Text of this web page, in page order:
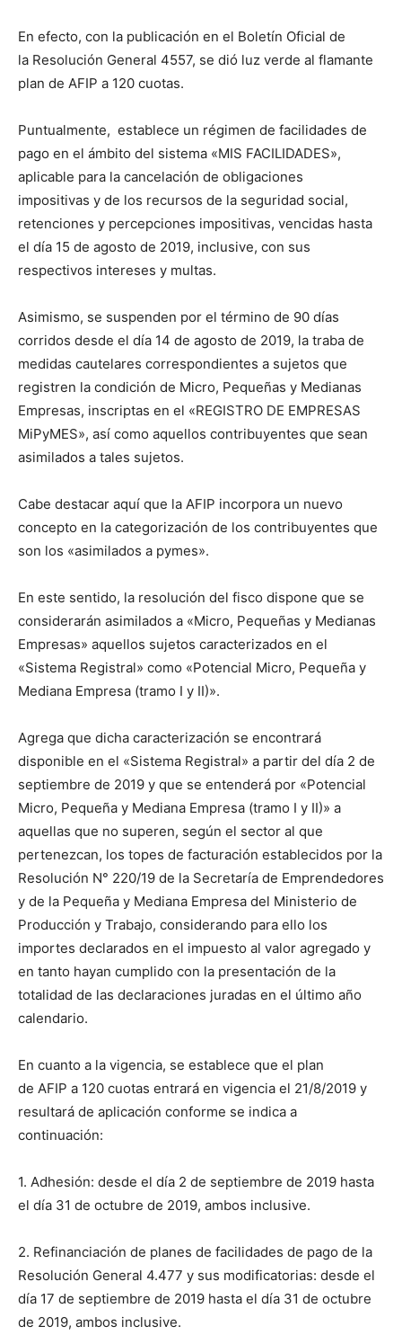
En efecto, con la publicación en el Boletín Oficial de
la Resolución General 4557, se dió luz verde al flamante
plan de AFIP a 120 cuotas.
Puntualmente, establece un régimen de facilidades de
pago en el ámbito del sistema «MIS FACILIDADES»,
aplicable para la cancelación de obligaciones
impositivas y de los recursos de la seguridad social,
retenciones y percepciones impositivas, vencidas hasta
el día 15 de agosto de 2019, inclusive, con sus
respectivos intereses y multas.
Asimismo, se suspenden por el término de 90 días
corridos desde el día 14 de agosto de 2019, la traba de
medidas cautelares correspondientes a sujetos que
registren la condición de Micro, Pequeñas y Medianas
Empresas, inscriptas en el «REGISTRO DE EMPRESAS
MiPyMES», así como aquellos contribuyentes que sean
asimilados a tales sujetos.
Cabe destacar aquí que la AFIP incorpora un nuevo
concepto en la categorización de los contribuyentes que
son los «asimilados a pymes».
En este sentido, la resolución del fisco dispone que se
considerarán asimilados a «Micro, Pequeñas y Medianas
Empresas» aquellos sujetos caracterizados en el
«Sistema Registral» como «Potencial Micro, Pequeña y
Mediana Empresa (tramo I y II)».
Agrega que dicha caracterización se encontrará
disponible en el «Sistema Registral» a partir del día 2 de
septiembre de 2019 y que se entenderá por «Potencial
Micro, Pequeña y Mediana Empresa (tramo I y II)» a
aquellas que no superen, según el sector al que
pertenezcan, los topes de facturación establecidos por la
Resolución N° 220/19 de la Secretaría de Emprendedores
y de la Pequeña y Mediana Empresa del Ministerio de
Producción y Trabajo, considerando para ello los
importes declarados en el impuesto al valor agregado y
en tanto hayan cumplido con la presentación de la
totalidad de las declaraciones juradas en el último año
calendario.
En cuanto a la vigencia, se establece que el plan
de AFIP a 120 cuotas entrará en vigencia el 21/8/2019 y
resultará de aplicación conforme se indica a
continuación:
1. Adhesión: desde el día 2 de septiembre de 2019 hasta
el día 31 de octubre de 2019, ambos inclusive.
2. Refinanciación de planes de facilidades de pago de la
Resolución General 4.477 y sus modificatorias: desde el
día 17 de septiembre de 2019 hasta el día 31 de octubre
de 2019, ambos inclusive.